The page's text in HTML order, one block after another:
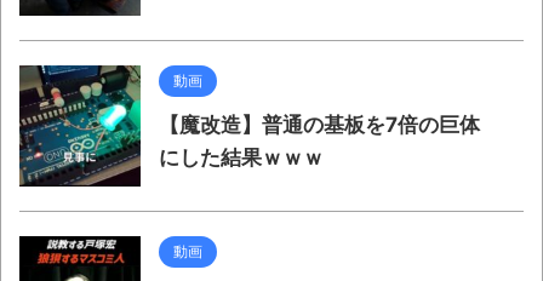
動画
【魔改造】普通の基板を7倍の巨体
にした結果ｗｗｗ
動画